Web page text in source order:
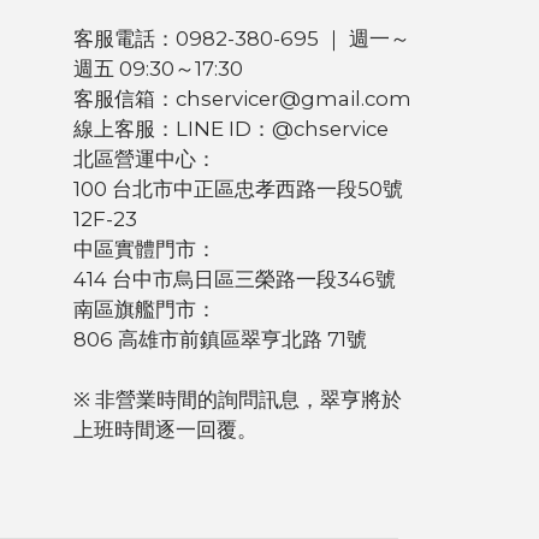
客服電話：0982-380-695 ｜ 週一～
週五 09:30～17:30
客服信箱：chservicer@gmail.com
線上客服：LINE ID：@chservice
北區營運中心：
100 台北市中正區忠孝西路一段50號
12F-23
中區實體門市：
414 台中市烏日區三榮路一段346號
南區旗艦門市：
806 高雄市前鎮區翠亨北路 71號
※ 非營業時間的詢問訊息，翠亨將於
上班時間逐一回覆。